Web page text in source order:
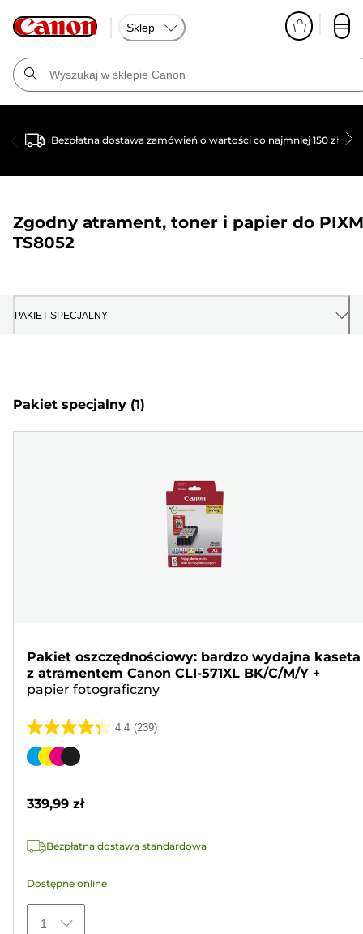
Sklep
Bezpłatna dostawa zamówień o wartości co najmniej 150 zł
Zgodny atrament, toner i papier do
TS8052
PAKIET SPECJALNY
Pakiet specjalny (1)
Pakiet oszczędnościowy: bardzo wydajna kaseta
z atramentem Canon CLI-571XL BK/C/M/Y +
papier fotograficzny
4.4 (239)
4.4
na
239
Wkład
339,99 zł
Bezpłatna dostawa standardowa
Dostępne online
1